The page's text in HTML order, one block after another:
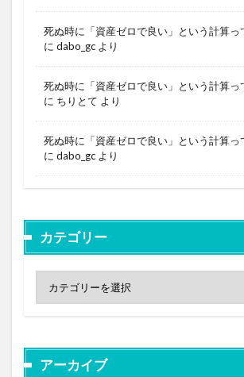
死ぬ時に「資産ゼロで良い」という計算っ
に dabo_gc より
死ぬ時に「資産ゼロで良い」という計算っ
に ちりとて より
死ぬ時に「資産ゼロで良い」という計算っ
に dabo_gc より
カテゴリー
アーカイブ